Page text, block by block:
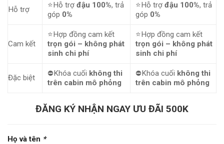
Hỗ trợ ⭐Hỗ trợ đậu 100%, trả
góp 0%
⭐Hỗ trợ đậu 100%, trả
góp 0%
Cam kết
⭐Hợp đồng cam kết
trọn gói – không phát
sinh chi phí
⭐Hợp đồng cam kết
trọn gói – không phát
sinh chi phí
Đặc biệt ⛔Khóa cuối không thi
trên cabin mô phỏng
⛔Khóa cuối không thi
trên cabin mô phỏng
ĐĂNG KÝ NHẬN NGAY ƯU ĐÃI 500K
Họ và tên *